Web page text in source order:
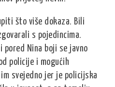
što više dokaza. Bili
s pojedincima.
Nina boji se javno
policije i mogućih
svejedno jer je policijska